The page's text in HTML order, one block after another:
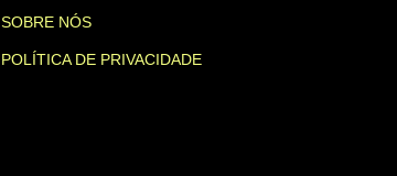
SOBRE NÓS
POLÍTICA DE PRIVACIDADE